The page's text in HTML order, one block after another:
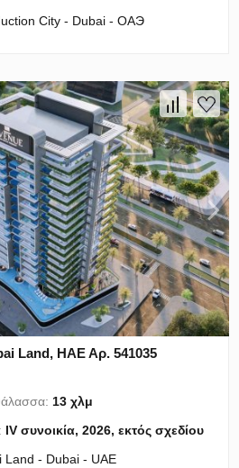
City - Dubai - ОАЭ
Land, ΗΑΕ Αρ. 541035
13 χλμ
IV συνοικία, 2026, εκτός σχεδίου
Land - Dubai - UAE